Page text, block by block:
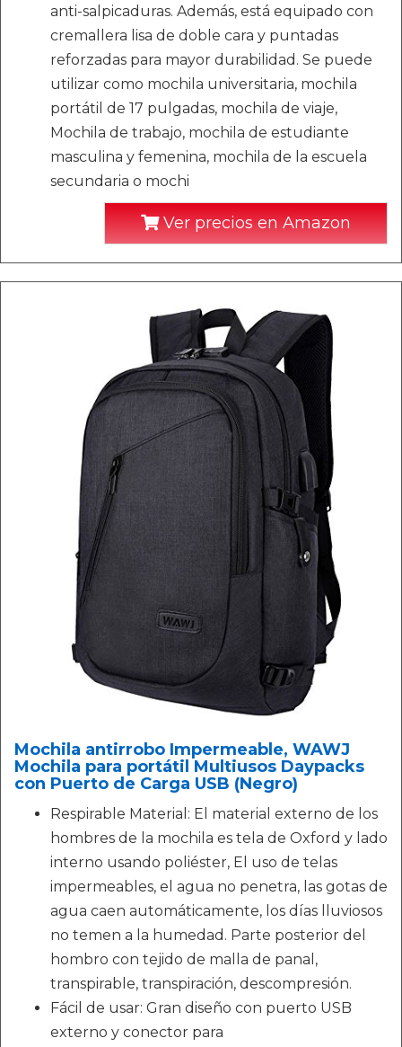
anti-salpicaduras. Además, está equipado con
cremallera lisa de doble cara y puntadas
reforzadas para mayor durabilidad. Se puede
utilizar como mochila universitaria, mochila
portátil de 17 pulgadas, mochila de viaje,
Mochila de trabajo, mochila de estudiante
masculina y femenina, mochila de la escuela
secundaria o mochi
Ver precios en Amazon
Mochila antirrobo Impermeable, WAWJ
Mochila para portátil Multiusos Daypacks
con Puerto de Carga USB (Negro)
Respirable Material: El material externo de los
hombres de la mochila es tela de Oxford y lado
interno usando poliéster, El uso de telas
impermeables, el agua no penetra, las gotas de
agua caen automáticamente, los días lluviosos
no temen a la humedad. Parte posterior del
hombro con tejido de malla de panal,
transpirable, transpiración, descompresión.
Fácil de usar: Gran diseño con puerto USB
externo y conector para